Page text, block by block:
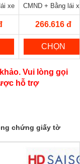
xe CMND + Bằng lái
266.616 đ
CHỌN
Vui lòng gọi
hỗ trợ
chứng giấy tờ